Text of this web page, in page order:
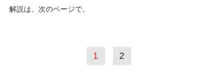
解説は、次のページで。
1 2